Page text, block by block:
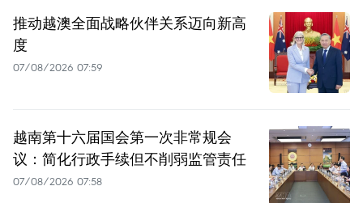
推动越澳全面战略伙伴关系迈向新高
度
07/08/2026 07:59
越南第十六届国会第一次非常规会
议：简化行政手续但不削弱监管责任
07/08/2026 07:58